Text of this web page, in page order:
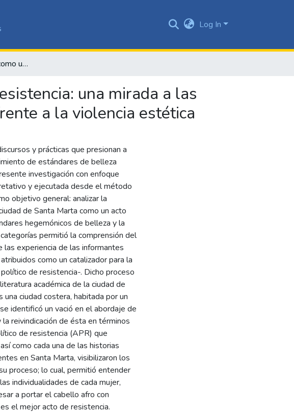
Log In
La transición capilar como un acto político de resistencia: una mirada a las experiencias de mujeres afro en Santa Marta frente a la violencia estética
una mirada a las
a la violencia estética
y prácticas que presionan a
de estándares de belleza
investigación con enfoque
y ejecutada desde el método
objetivo general: analizar la
de Santa Marta como un acto
hegemónicos de belleza y la
permitió la comprensión del
experiencia de las informantes
como un catalizador para la
de resistencia-. Dicho proceso
académica de la ciudad de
ciudad costera, habitada por un
identificó un vació en el abordaje de
reivindicación de ésta en términos
de resistencia (APR) que
como cada una de las historias
en Santa Marta, visibilizaron los
proceso; lo cual, permitió entender
individualidades de cada mujer,
a portar el cabello afro con
el mejor acto de resistencia.